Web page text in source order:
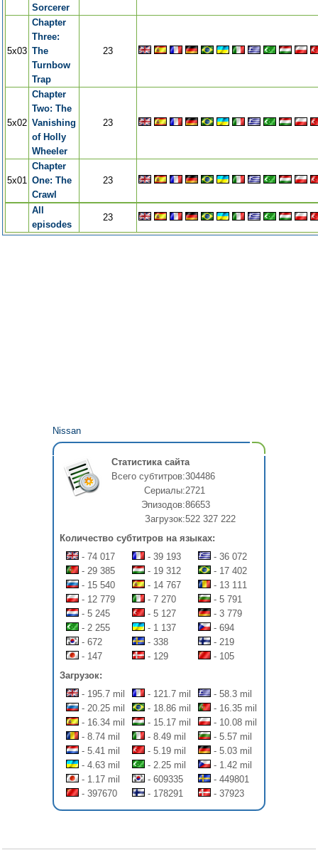
Sorcerer
5x03
Chapter
Three:
The
Turnbow
Trap
23
5x02
Chapter
Two: The
Vanishing
of Holly
Wheeler
23
5x01
Chapter
One: The
Crawl
23
All
episodes
23
Nissan
Статистика сайта
Всего субтитров:304486
Сериалы:2721
Эпизодов:86653
Загрузок:522 327 222
Количество субтитров на языках:
- 74 017
- 39 193
- 36 072
- 29 385
- 19 312
- 17 402
- 15 540
- 14 767
- 13 111
- 12 779
- 7 270
- 5 791
- 5 245
- 5 127
- 3 779
- 2 255
- 1 137
- 694
- 672
- 338
- 219
- 147
- 129
- 105
Загрузок:
- 195.7 mil
- 121.7 mil
- 58.3 mil
- 20.25 mil
- 18.86 mil
- 16.35 mil
- 16.34 mil
- 15.17 mil
- 10.08 mil
- 8.74 mil
- 8.49 mil
- 5.57 mil
- 5.41 mil
- 5.19 mil
- 5.03 mil
- 4.63 mil
- 2.25 mil
- 1.42 mil
- 1.17 mil
- 609335
- 449801
- 397670
- 178291 - 37923